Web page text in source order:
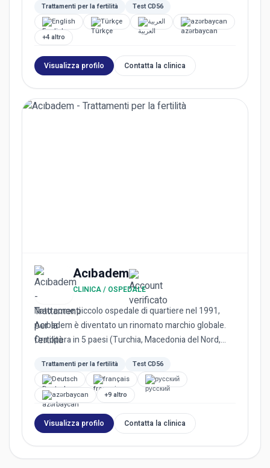
Trattamenti per la fertilità
Test CD56
English
Türkçe العربية
azərbaycan
+4 altro
Visualizza profilo Contatta la clinica
Acıbadem
CLINICA / OSPEDALE
Nato come piccolo ospedale di quartiere nel 1991,
Acıbadem è diventato un rinomato marchio globale.
Ora opera in 5 paesi (Turchia, Macedonia del Nord,
Trattamenti per la fertilità
Test CD56
Deutsch
français
русский
azərbaycan
+9 altro
Visualizza profilo Contatta la clinica